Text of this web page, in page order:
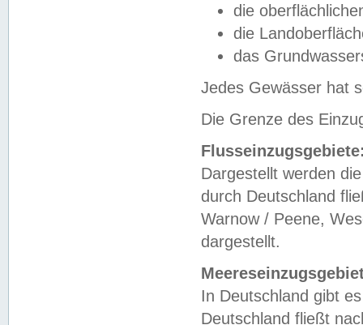
die
die
das
Jedes Gewässer hat
Die Grenze des
Dargestellt werden
durch Deutschland
Warnow / Peene,
dargestellt.
In Deutschland gibt
Deutschland fließt